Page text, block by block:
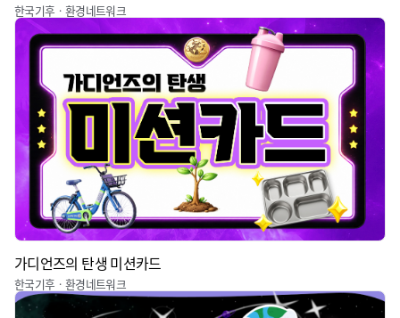
한국기후ㆍ환경네트워크
가디언즈의 탄생 미션카드
한국기후ㆍ환경네트워크